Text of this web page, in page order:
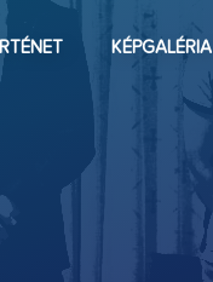
KÉPGALÉRIA